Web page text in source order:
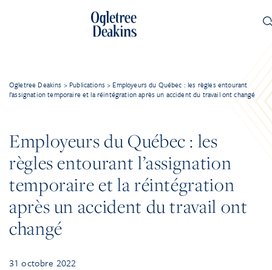
Ogletree Deakins > Publications > Employeurs du Québec : les règles entourant
l’assignation temporaire et la réintégration après un accident du travail ont changé
Employeurs du Québec : les
règles entourant l’assignation
temporaire et la réintégration
après un accident du travail ont
changé
31 octobre 2022